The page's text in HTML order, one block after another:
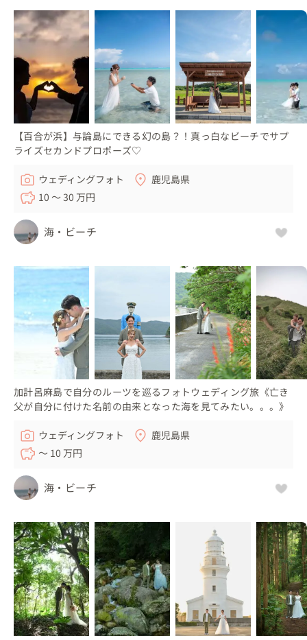
【百合が浜】与論島にできる幻の島？！真っ白なビーチでサプ
ライズセカンドプロポーズ♡
ウェディングフォト
鹿児島県
10 〜 30 万円
海・ビーチ
加計呂麻島で自分のルーツを巡るフォトウェディング旅《亡き
父が自分に付けた名前の由来となった海を見てみたい。。。》
ウェディングフォト
鹿児島県
〜 10 万円
海・ビーチ